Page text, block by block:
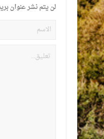
لن يتم نشر عنوان